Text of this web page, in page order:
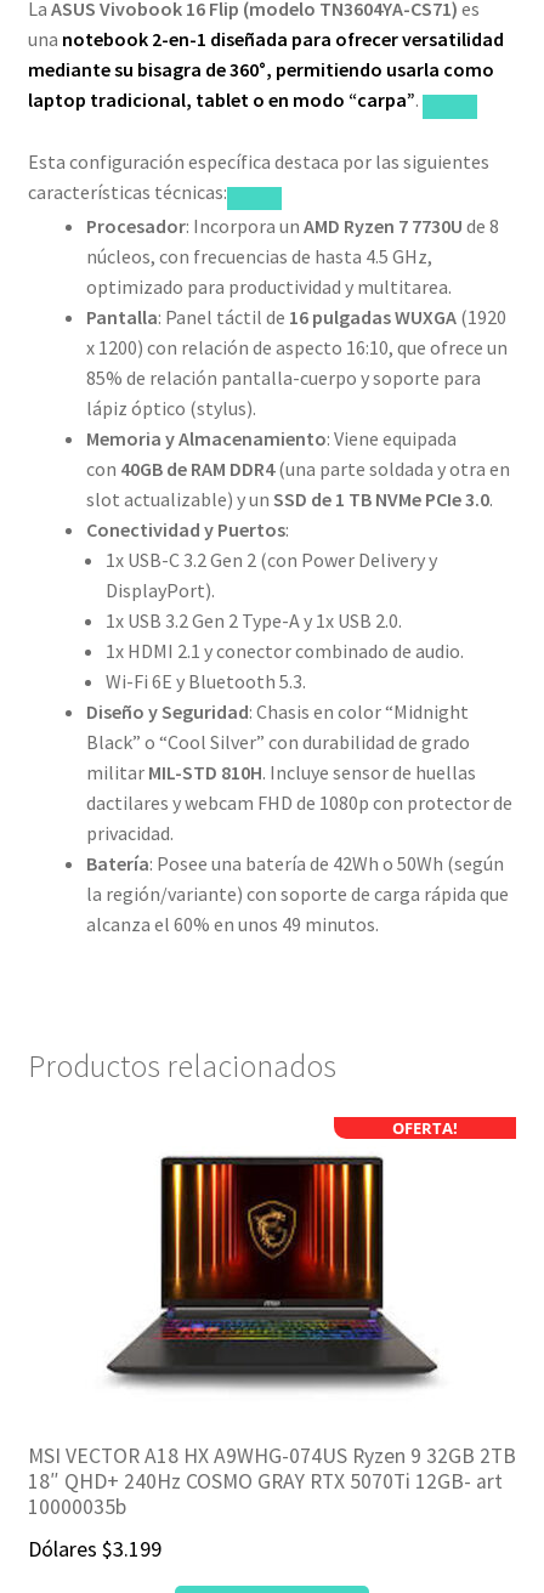
La ASUS Vivobook 16 Flip (modelo TN3604YA-CS71) es
una notebook 2-en-1 diseñada para ofrecer versatilidad
mediante su bisagra de 360°, permitiendo usarla como
laptop tradicional, tablet o en modo “carpa”.
Esta configuración específica destaca por las siguientes
características técnicas:
Procesador: Incorpora un AMD Ryzen 7 7730U de 8
núcleos, con frecuencias de hasta 4.5 GHz,
optimizado para productividad y multitarea.
Pantalla: Panel táctil de 16 pulgadas WUXGA(1920
x 1200) con relación de aspecto 16:10, que ofrece un
85% de relación pantalla-cuerpo y soporte para
lápiz óptico (stylus).
Memoria y Almacenamiento: Viene equipada
con 40GB de RAM DDR4(una parte soldada y otra en
slot actualizable) y un SSD de 1 TB NVMe PCIe 3.0.
Conectividad y Puertos:
1x USB-C 3.2 Gen 2 (con Power Delivery y
DisplayPort).
1x USB 3.2 Gen 2 Type-A y 1x USB 2.0.
1x HDMI 2.1 y conector combinado de audio.
Wi-Fi 6E y Bluetooth 5.3.
Diseño y Seguridad: Chasis en color “Midnight
Black” o “Cool Silver” con durabilidad de grado
militar MIL-STD 810H. Incluye sensor de huellas
dactilares y webcam FHD de 1080p con protector de
privacidad.
Batería: Posee una batería de 42Wh o 50Wh (según
la región/variante) con soporte de carga rápida que
alcanza el 60% en unos 49 minutos.
Productos relacionados
OFERTA!
MSI VECTOR A18 HX A9WHG-074US Ryzen 9 32GB 2TB
18″ QHD+ 240Hz COSMO GRAY RTX 5070Ti 12GB- art
10000035b
Dólares $3.199